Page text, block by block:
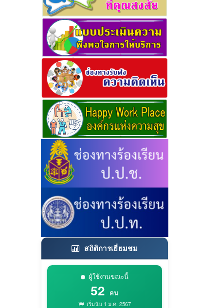
สถิติการเยี่ยมชม
ผู้ใช้งานขณะนี้
52 คน
เริ่มนับ 1 ม.ค. 2567